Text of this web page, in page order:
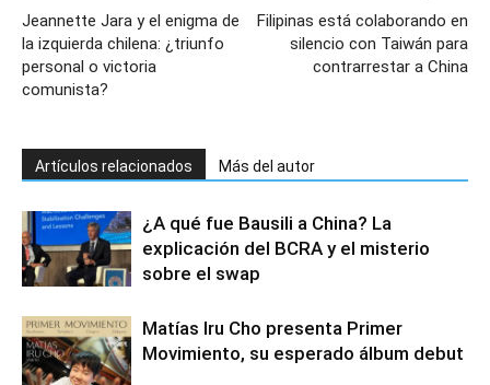
Jeannette Jara y el enigma de
la izquierda chilena: ¿triunfo
personal o victoria
comunista?
Filipinas está colaborando en
silencio con Taiwán para
contrarrestar a China
Artículos relacionados Más del autor
¿A qué fue Bausili a China? La
explicación del BCRA y el misterio
sobre el swap
Matías Iru Cho presenta Primer
Movimiento, su esperado álbum debut